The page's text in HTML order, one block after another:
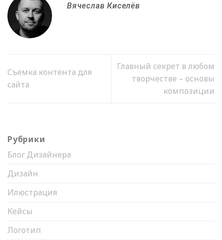
Вячеслав Киселёв
Съемка контента для
сайта
Главный секрет в любом
творчестве – основы
композиции
Рубрики
Блог Дизайнера
Дизайн
Илюстрация
Кейсы
Логотип